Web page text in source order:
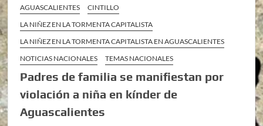
AGUASCALIENTES
CINTILLO
LA NIÑEZ EN LA TORMENTA CAPITALISTA
LA NIÑEZ EN LA TORMENTA CAPITALISTA EN AGUASCALIENTES
NOTICIAS NACIONALES
TEMAS NACIONALES
Padres de familia se manifiestan por
violación a niña en kínder de
Aguascalientes